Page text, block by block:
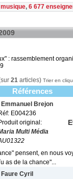
, 6 677
: rassemblement
21 articles) Trier en
Références
Emmanuel Brejon
E004236
original:
Multi Média
pensent, en nous
as de la chance"...
Faure Cyril